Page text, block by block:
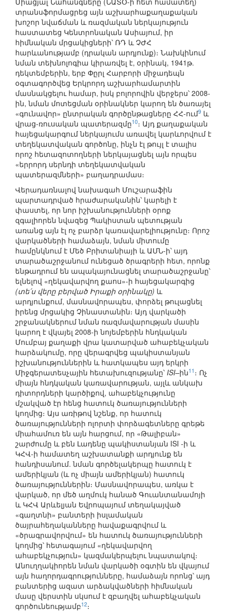
տրանսֆորմացրեց այն աշխարհաքաղաքական
խոշոր նվաճման և ռազմական ներկայություն
հաստատեց Կենտրոնական Ասիայում, իր
հիմնական մրցակիցների՝ ՌԴ և ՉԺՀ
հարևանությամբ (դրական արդյունք)։ Նախկինում
նման տեխնոլոգիա կիրառվել է, օրինակ, 1941թ.
դեկտեմբերին, երբ Փըրլ Հարբորի միջադեպն
օգտագործվեց Երկրորդ աշխարհամարտին
մասնակցելու համար, իսկ բոլորովին վերջերս՝ 2008-
ին, նման մոտեցման օրինակներ կարող են ծառայել
«գունավոր» ընտրական գործընթացները ՀՀ-ում9 և
վրաց-ռուսական պատերազմը10։ Այդ քաղաքական
հայեցակարգում ներկայումս առավել կարևորվում է
տեղեկատվական գործոնը, ինչն էլ թույլ է տալիս
որոշ հետազոտողների ներկայացնել այն որպես
«երրորդ սերնդի տեղեկատվական
պատերազմների» բաղադրամաս։
Վերադառնալով նախագահ Մուշարաֆին
պարտադրված հրաժարականին՝ կարելի է
փաստել, որ նոր իշխանությունների օրոք
զգալիորեն նվազեց Պակիստան պետության
առանց այն էլ ոչ բարձր կառավարելիությունը։ Որոշ
վարկածների համաձայն, նման միտումը
համընկնում է Մեծ Բրիտանիայի և ԱՄՆ-ի՝ այդ
տարածաշրջանում ունեցած ծրագրերի հետ, որոնք
ենթադրում են ապակայունացնել տարածաշրջանը՝
ելնելով «ղեկավարվող քաոս»-ի հայեցակարգից
(տե՛ս վերը բերված Իրաքի օրինակը) և
արդյունքում, մասնավորապես, փորձել թուլացնել
իրենց մրցակից Չինաստանին։ Այդ վարկածի
շրջանակներում նման ռազմավարության մասին
կարող է վկայել 2008-ի նոյեմբերին հնդկական
Մումբայ քաղաքի վրա կատարված ահաբեկչական
հարձակումը, որը վերագրվեց պակիստանյան
իշխանություններին և հատկապես այդ երկրի
Միջգերատեսչային հետախուզությանը՝ ISI–ին11 ։ Ոչ
միայն հնդկական կառավարության, այլև անկախ
դիտորդների կարծիքով, ահաբեկչությունը
մշակված էր հենց հատուկ ծառայությունների
կողմից։ Այս առիթով նշենք, որ հատուկ
ծառայությունների ոլորտի փորձագետները գրեթե
միահամուռ են այն հարցում, որ «Թալիբան»
շարժումը և բեն Լադենը պակիստանյան ISI -ի և
ԿՀՎ-ի համատեղ աշխատանքի արդյունք են
հանդիսանում. նման գործելակերպը հատուկ է
ամերիկյան (և ոչ միայն ամերիկյան) հատուկ
ծառայություններին։ Մասնավորապես, առկա է
վարկած, որ մեծ աղմուկ հանած Գուանտանամոյի
և ԿՀՎ Արևելյան Եվրոպայում տեղակայված
«գաղտնի» բանտերի իսլամական
ծայրահեղականները հավաքագրվում և
«ծրագրավորվում» են հատուկ ծառայությունների
կողմից՝ հետագայում «ղեկավարվող
ահաբեկչություն» կազմակերպելու նպատակով։
Անուղղակիորեն նման վարկածի օգտին են վկայում
այն հաղորդագրությունները, համաձայն որոնց՝ այդ
բանտերից ազատ արձակվածների հիմնական
մասը վերստին սկսում է զբաղվել ահաբեկչական
գործունեությամբ12։